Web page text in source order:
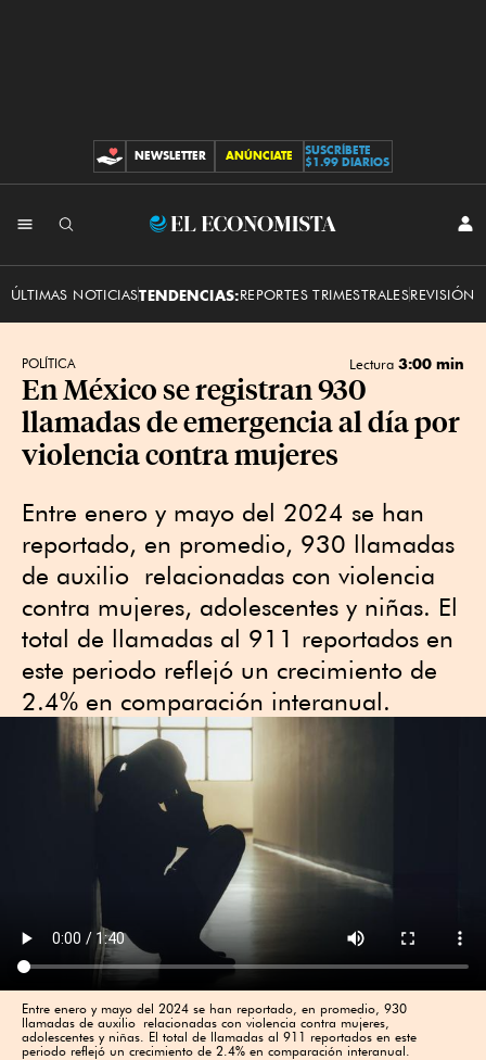
CONTRIBUCIONES
NEWSLETTER ANÚNCIATE
SUSCRÍBETE
$1.99 DIARIOS
El
ÚLTIMAS NOTICIASTENDENCIAS:REPORTES TRIMESTRALESREVISIÓN
POLÍTICA Lectura 3:00 min
En México se registran 930
llamadas de emergencia al día por
violencia contra mujeres
Entre enero y mayo del 2024 se han
reportado, en promedio, 930 llamadas
de auxilio relacionadas con violencia
contra mujeres, adolescentes y niñas. El
total de llamadas al 911 reportados en
este periodo reflejó un crecimiento de
2.4% en comparación interanual.
Entre enero y mayo del 2024 se han reportado, en promedio, 930
llamadas de auxilio relacionadas con violencia contra mujeres,
adolescentes y niñas. El total de llamadas al 911 reportados en este
periodo reflejó un crecimiento de 2.4% en comparación interanual.